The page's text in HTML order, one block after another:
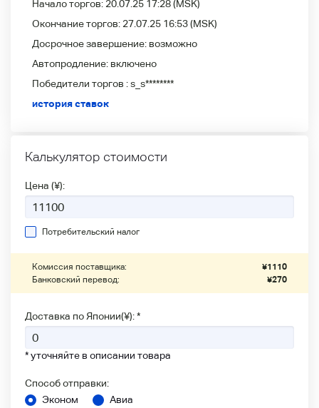
Начало торгов: 20.07.25 17:28(MSK)
Окончание торгов: 27.07.25 16:53(MSK)
Досрочное завершение: возможно
Автопродление: включено
Победители
торгов :s_s********
история ставок
Калькулятор стоимости
Цена (¥):
Потребительский налог
Комиссия поставщика: ¥1110
Банковский перевод:
¥270
Доставка по Японии(¥): *
* уточняйте в описании товара
Способ отправки:
Эконом
Авиа